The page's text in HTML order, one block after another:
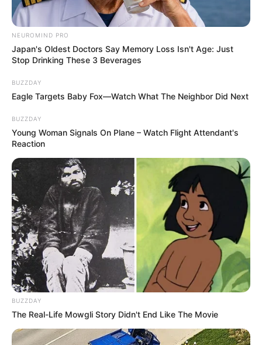
NEUROMIND PRO
Japan's Oldest Doctors Say Memory Loss Isn't Age: Just
Stop Drinking These 3 Beverages
BUZZDAY
Eagle Targets Baby Fox—Watch What The Neighbor Did Next
BUZZDAY
Young Woman Signals On Plane – Watch Flight Attendant's
Reaction
BUZZDAY
The Real-Life Mowgli Story Didn't End Like The Movie